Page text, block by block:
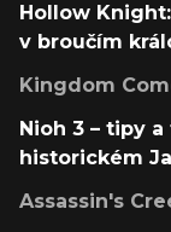
Hollow
v broučím
Kingdom
Nioh 3 – tipy
historickém
Assassin's